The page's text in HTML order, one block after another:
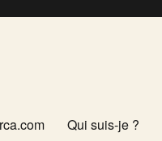
Qui suis-je ?